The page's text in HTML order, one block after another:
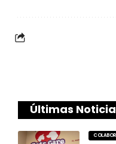
Últimas